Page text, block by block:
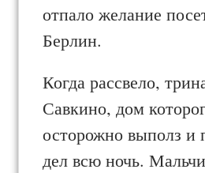
отпало желание
Берлин.
Когда рассвело,
Савкино, дом
осторожно выполз и
дел всю ночь.